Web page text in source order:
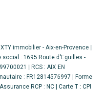
immobilier - Aix-en-Provence |
social : 1695 Route d'Eguilles -
| RCS : AIX EN
: FR12814576997 | Forme
RCP : NC | Carte T : CPI